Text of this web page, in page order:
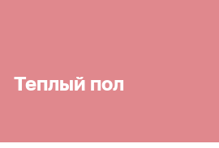
Теплый пол